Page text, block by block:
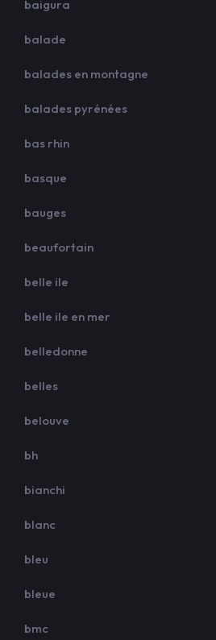
baigura
balade
balades en montagne
balades pyrénées
bas rhin
basque
bauges
beaufortain
belle ile
belle ile en mer
belledonne
belles
belouve
bh
bianchi
blanc
bleu
bleue
bmc